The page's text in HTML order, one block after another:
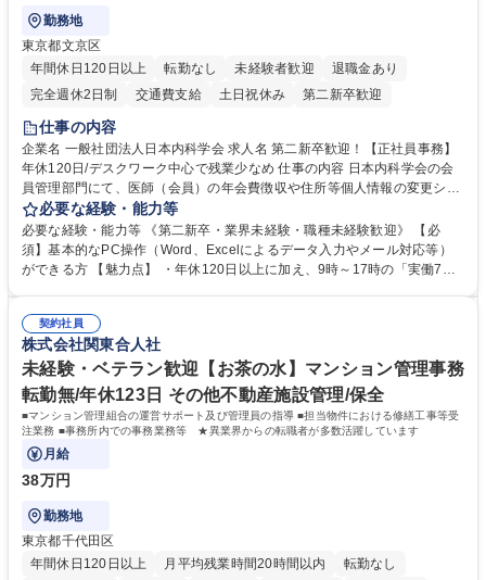
勤務地
東京都文京区
年間休日120日以上
転勤なし 未経験者歓迎
退職金あり
完全週休2日制
交通費支給 土日祝休み 第二新卒歓迎
仕事の内容
企業名 一般社団法人日本内科学会 求人名 第二新卒歓迎！【正社員事務】
年休120日/デスクワーク中心で残業少なめ 仕事の内容 日本内科学会の会
員管理部門にて、医師（会員）の年会費徴収や住所等個人情報の変更シス
テム入力、電話・FAX対応をお任せします。将来的には、各種委員会の運
営事務局業務などにも幅広く携わっていただきます。 【会員管理・データ
入力業務】 ・医師（会員）の住所変更、個人情報のシステム登録・更新
・年会費の徴収管理や入金データの照合確認 【問い合わせ対応】 ・会員
年休120日/デスクワーク中心で残業少なめ
必要な経験・能力等
必要な経験・能力等 《第二新卒・業界未経験・職種未経験歓迎》 【必
須】基本的なPC操作（Word、Excelによるデータ入力やメール対応等）
ができる方 【魅力点】 ・年休120日以上に加え、9時～17時の「実働7時
整、資料作成、当日の運営サポート 学歴・資格 学歴：大学院 大学 語学
力： 資格：
契約社員
株式会社関東合人社
未経験・ベテラン歓迎【お茶の水】マンション管理事務
転勤無/年休123日 その他不動産施設管理/保全
■マンション管理組合の運営サポート及び管理員の指導 ■担当物件における修繕工事等受
注業務 ■事務所内での事務業務等 ★異業界からの転職者が多数活躍しています
月給
38万円
勤務地
東京都千代田区
年間休日120日以上
月平均残業時間20時間以内
転勤なし